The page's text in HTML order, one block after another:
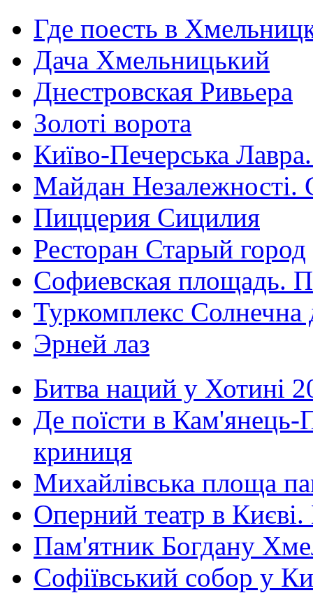
Где поесть в
Дача Хмельницький
Днестровская Ривьера
Золоті ворота
Київо-Печерська
Майдан Незалежності.
Пиццерия Сицилия
Ресторан Старый город
Софиевская площадь.
Туркомплекс Солнечна
Эрней лаз
Битва наций у Хотині
Де поїсти в Кам'янець-
криниця
Михайлівська площа
Оперний театр в
Пам'ятник Богдану
Софіївський собор у